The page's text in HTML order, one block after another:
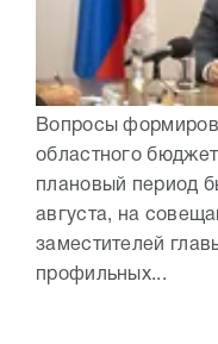
Вопросы
областного
плановый период
августа, на
заместителей
профильных...